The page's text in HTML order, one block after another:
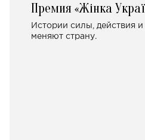
Премия «Жінка
Истории силы, действия
меняют страну.